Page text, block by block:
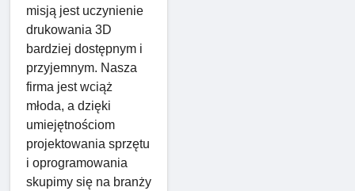
misją jest uczynienie
drukowania 3D
bardziej dostępnym i
przyjemnym. Nasza
firma jest wciąż
młoda, a dzięki
umiejętnościom
projektowania sprzętu
i oprogramowania
skupimy się na branży